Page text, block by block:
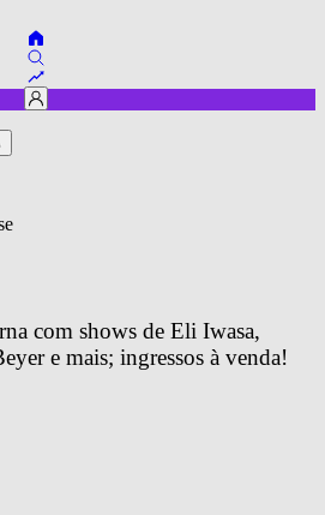
com shows de Eli Iwasa,
e mais; ingressos à venda!